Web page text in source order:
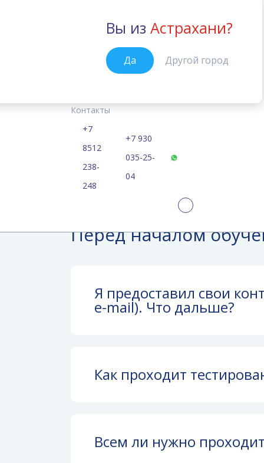
Астрахань
Вы из Астрахани?
Да Другой город
Цены
Контакты
+7
8512
238-
248
+7 930
035-25-
04
Часто
Перед началом
Я предоставил свои
e-mail). Что дальше?
Как проходит
Всем ли нужно